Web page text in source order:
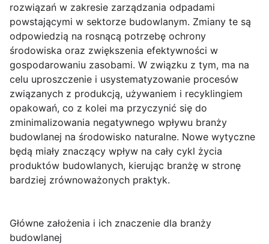
rozwiązań w zakresie zarządzania odpadami
powstającymi w sektorze budowlanym. Zmiany te są
odpowiedzią na rosnącą potrzebę ochrony
środowiska oraz zwiększenia efektywności w
gospodarowaniu zasobami. W związku z tym, ma na
celu uproszczenie i usystematyzowanie procesów
związanych z produkcją, używaniem i recyklingiem
opakowań, co z kolei ma przyczynić się do
zminimalizowania negatywnego wpływu branży
budowlanej na środowisko naturalne. Nowe wytyczne
będą miały znaczący wpływ na cały cykl życia
produktów budowlanych, kierując branżę w stronę
bardziej zrównoważonych praktyk.
Główne założenia i ich znaczenie dla branży
budowlanej